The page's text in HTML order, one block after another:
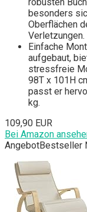
besonders
Oberflächen
Verletzungen.
Einfache
aufgebaut,
stressfreie
98T x 101H
passt er
kg.
109,90 EUR
Bei Amazon
AngebotBestseller